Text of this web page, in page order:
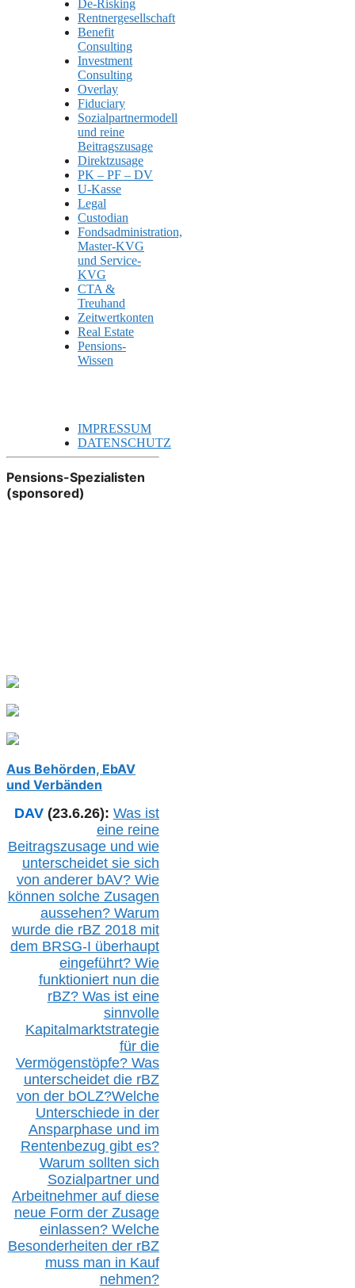
De-Risking
Rentnergesellschaft
Benefit
Consulting
Investment
Consulting
Overlay
Fiduciary
Sozialpartnermodell
und reine
Beitragszusage
Direktzusage
PK – PF – DV
U-Kasse
Legal
Custodian
Fondsadministration,
Master-KVG
und Service-
KVG
CTA &
Treuhand
Zeitwertkonten
Real Estate
Pensions-
Wissen
IMPRESSUM
DATENSCHUTZ
Pensions-Spezialisten
(sponsored)
Aus Behörden, EbAV
und Verbänden
DAV (23.6.26): Was ist
eine reine
Beitragszusage und wie
unterscheidet sie sich
von anderer bAV? Wie
können solche Zusagen
aussehen? Warum
wurde die rBZ2018 mit
dem BRSG-I überhaupt
eingeführt? Wie
funktioniert nun die
rBZ? Was ist eine
sinnvolle
Kapitalmarktstrategie
für die
Vermögenstöpfe? Was
unterscheidet die rBZ
von der bOLZ?Welche
Unterschiede in der
Ansparphase und im
Rentenbezug gibt es?
Warum sollten sich
Sozialpartner und
Arbeitnehmer auf diese
neue Form der Zusage
einlassen? Welche
Besonderheiten der rBZ
muss man in Kauf
nehmen?